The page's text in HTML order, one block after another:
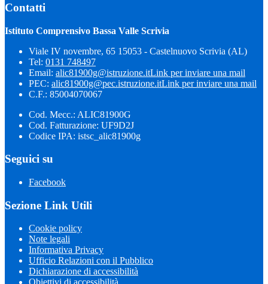
Contatti
Istituto Comprensivo Bassa Valle Scrivia
Viale IV novembre, 65 15053 - Castelnuovo Scrivia (AL)
Tel: 0131 748497
Email: alic81900g@istruzione.itLink per inviare una mail
PEC: alic81900g@pec.istruzione.itLink per inviare una mail
C.F.: 85004070067
Cod. Mecc.: ALIC81900G
Cod. Fatturazione: UF9D2J
Codice IPA: istsc_alic81900g
Seguici su
Facebook
Sezione Link Utili
Cookie policy
Note legali
Informativa Privacy
Ufficio Relazioni con il Pubblico
Dichiarazione di accessibilità